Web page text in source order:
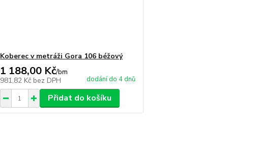
Koberec v metráži Gora 106 béžový
1 188,00 Kč/bm
981,82 Kč bez DPH dodání do 4 dnů
Přidat do košíku